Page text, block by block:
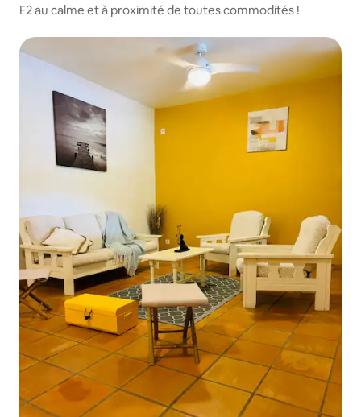
F2 au calme et à proximité de toutes commodités !